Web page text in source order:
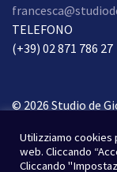
TELEFONO
(+39) 02 871 786 27
© 2026 Studio de
Condizioni Privacy
Utilizziamo cookies
web. Cliccando
Cliccando